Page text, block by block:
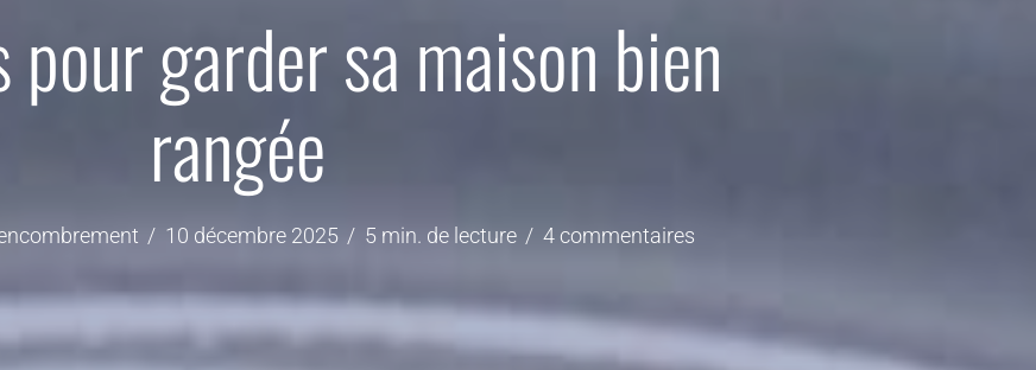
garder sa maison bien
rangée
10 décembre 2025 5 min. de lecture 4 commentaires